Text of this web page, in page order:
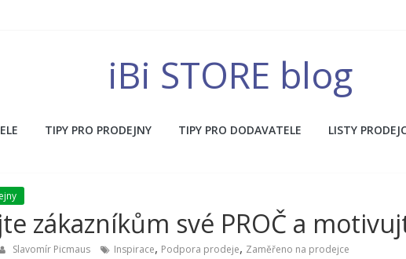
iBi STORE blog
TIPY PRO PRODEJNY TIPY PRO DODAVATELE LISTY
zákazníkům své PROČ a
Slavomír Picmaus Inspirace, Podpora prodeje, Zaměřeno na prodejce